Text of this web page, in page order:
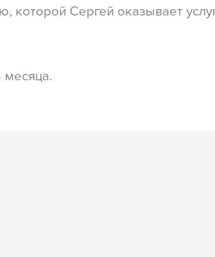
которой Сергей оказывает
месяца.